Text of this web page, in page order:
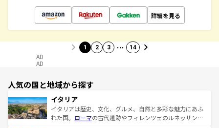
詳細を見る
1 2 3 … 14
AD
AD
人気の国と地域から探す
イタリア
イタリアは歴史、文化、グルメ、自然と多彩な魅力にあふ
れた国。 ローマの古代遺跡やフィレンツェのルネッサンス